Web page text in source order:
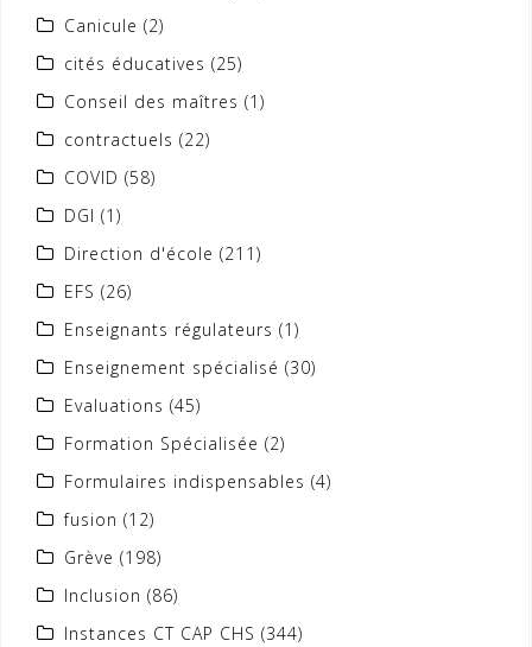
Canicule (2)
cités éducatives (25)
Conseil des maîtres (1)
contractuels (22)
COVID (58)
DGI (1)
Direction d'école (211)
EFS (26)
Enseignants régulateurs (1)
Enseignement spécialisé (30)
Evaluations (45)
Formation Spécialisée (2)
Formulaires indispensables (4)
fusion (12)
Grève (198)
Inclusion (86)
Instances CT CAP CHS (344)